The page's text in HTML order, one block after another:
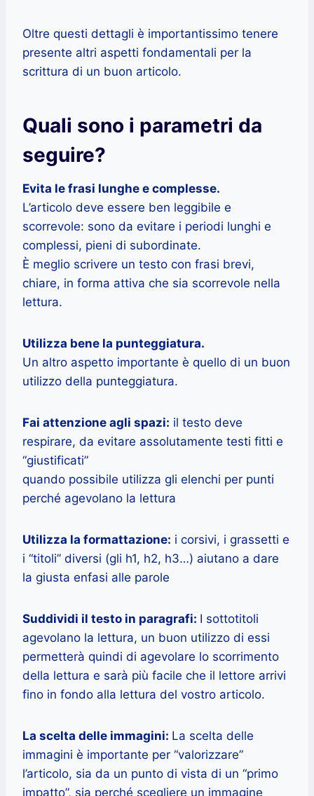
Oltre questi dettagli è importantissimo tenere
presente altri aspetti fondamentali per la
scrittura di un buon articolo.
Quali sono i parametri da
seguire?
Evita le frasi lunghe e complesse.
L’articolo deve essere ben leggibile e
scorrevole: sono da evitare i periodi lunghi e
complessi, pieni di subordinate.
È meglio scrivere un testo con frasi brevi,
chiare, in forma attiva che sia scorrevole nella
lettura.
Utilizza bene la punteggiatura.
Un altro aspetto importante è quello di un buon
utilizzo della punteggiatura.
Fai attenzione agli spazi: il testo deve
respirare, da evitare assolutamente testi fitti e
“giustificati”
quando possibile utilizza gli elenchi per punti
perché agevolano la lettura
Utilizza la formattazione: i corsivi, i grassetti e
i “titoli” diversi (gli h1, h2, h3…) aiutano a dare
la giusta enfasi alle parole
Suddividi il testo in paragrafi: I sottotitoli
agevolano la lettura, un buon utilizzo di essi
permetterà quindi di agevolare lo scorrimento
della lettura e sarà più facile che il lettore arrivi
fino in fondo alla lettura del vostro articolo.
La scelta delle immagini: La scelta delle
immagini è importante per “valorizzare”
l’articolo, sia da un punto di vista di un “primo
impatto”, sia perché scegliere un immagine